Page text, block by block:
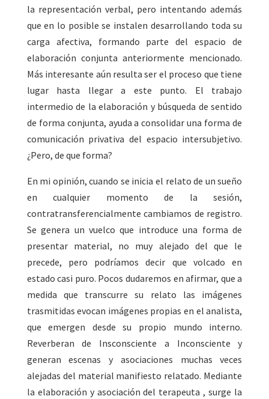
la representación verbal, pero intentando además
que en lo posible se instalen desarrollando toda su
carga afectiva, formando parte del espacio de
elaboración conjunta anteriormente mencionado.
Más interesante aún resulta ser el proceso que tiene
lugar hasta llegar a este punto. El trabajo
intermedio de la elaboración y búsqueda de sentido
de forma conjunta, ayuda a consolidar una forma de
comunicación privativa del espacio intersubjetivo.
¿Pero, de que forma?
En mi opinión, cuando se inicia el relato de un sueño
en cualquier momento de la sesión,
contratransferencialmente cambiamos de registro.
Se genera un vuelco que introduce una forma de
presentar material, no muy alejado del que le
precede, pero podríamos decir que volcado en
estado casi puro. Pocos dudaremos en afirmar, que a
medida que transcurre su relato las imágenes
trasmitidas evocan imágenes propias en el analista,
que emergen desde su propio mundo interno.
Reverberan de Insconsciente a Inconsciente y
generan escenas y asociaciones muchas veces
alejadas del material manifiesto relatado. Mediante
la elaboración y asociación del terapeuta , surge la